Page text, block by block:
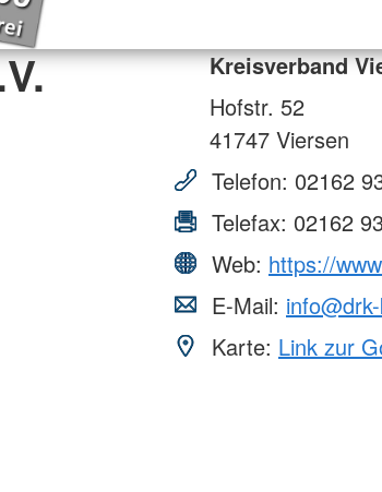
Kreisverband
Hofstr. 52
41747 Viersen
Telefon: 02162
Telefax: 02162
Web: https://
E-Mail:
Karte: Link zur